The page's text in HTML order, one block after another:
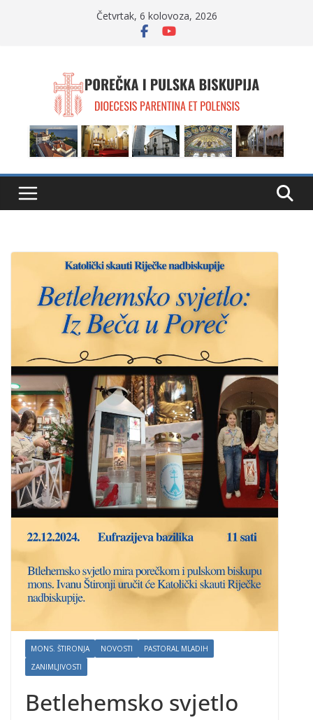
Četvrtak, 6 kolovoza, 2026
MONS. ŠTIRONJA NOVOSTI
PASTORAL MLADIH
ZANIMLJIVOSTI
Betlehemsko svjetlo